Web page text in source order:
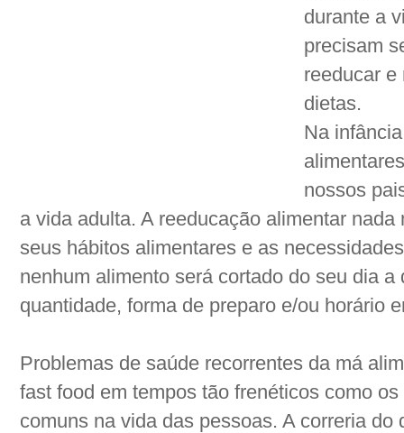
durante a
precisam
reeducar e
dietas.
Na
nossos
a vida adulta. A reeducação alimentar
seus hábitos alimentares e as
nenhum alimento será cortado do seu dia a
quantidade, forma de preparo e/ou horário
Problemas de saúde recorrentes da má
fast food em tempos tão frenéticos como
comuns na vida das pessoas. A correria